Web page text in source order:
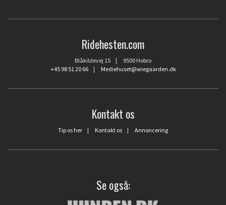
Ridehesten.com
Blåkildevej 15 | 9500 Hobro
+45 98 51 20 66| Mediehuset@wiegaarden.dk
Kontakt os
Tip os her | Kontakt os | Annoncering
Se også: